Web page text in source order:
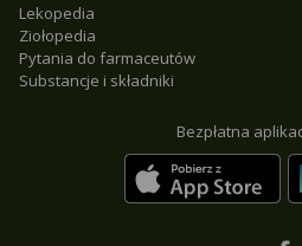
Lekopedia
Ziołopedia
Pytania do farmaceutów
Substancje i składniki
Bezpłatna